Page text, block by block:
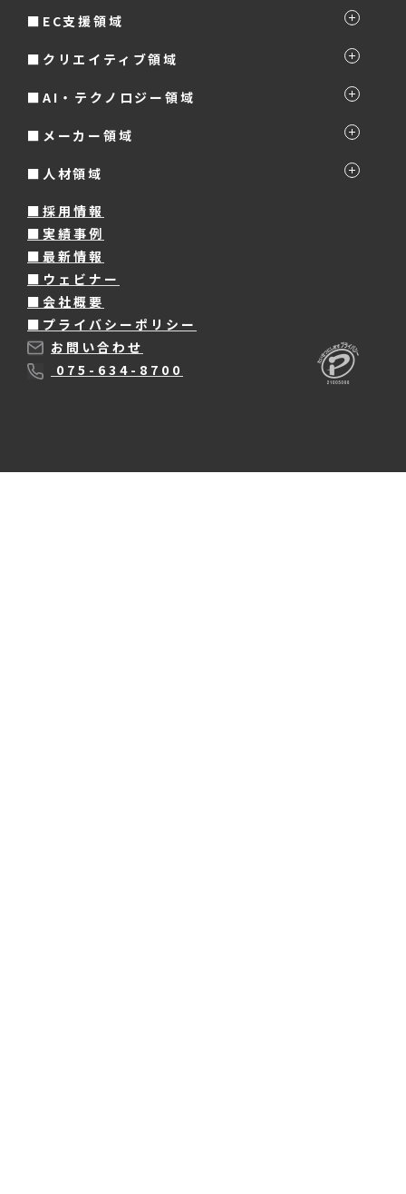
■EC支援領域
■クリエイティブ領域
■AI・テクノロジー領域
■メーカー領域
■人材領域
■採用情報
■実績事例
■最新情報
■ウェビナー
■会社概要
■プライバシーポリシー
お問い合わせ
075-634-8700